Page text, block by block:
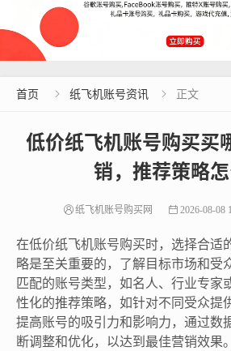
首页  纸飞机账号资讯  正文
低价纸飞机账号购买买
销，推荐策略
纸飞机账号购买网 2026-08-08
在低价纸飞机账号购买时，选择合适
略是至关重要的，了解目标市场和受
匹配的账号类型，如名人、行业专家
性化的推荐策略，如针对不同受众提
提高账号的吸引力和影响力，通过数
断调整和优化，以达到最佳营销效果。